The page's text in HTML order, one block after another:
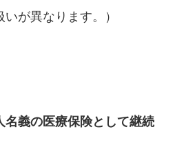
いが異なります。）
名義の医療保険として継続